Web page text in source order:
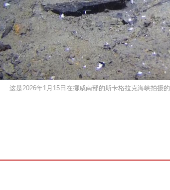
这是2026年1月15日在挪威南部的斯卡格拉克海峡拍摄